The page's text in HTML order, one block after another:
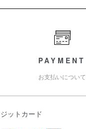
PAYMENT
お支払いについて
ットカード